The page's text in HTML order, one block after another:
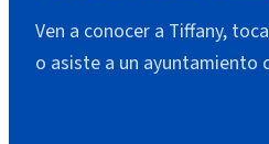
Ven a conocer a Tiffany,
o asiste a un ayuntamiento